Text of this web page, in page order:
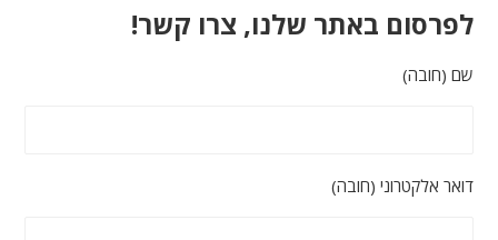
לפרסום באתר שלנו, צרו קשר!
שם (חובה)
דואר אלקטרוני (חובה)